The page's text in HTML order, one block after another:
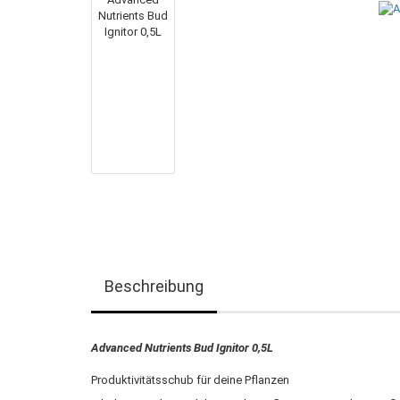
Beschreibung
Advanced Nutrients Bud Ignitor 0,5L
Produktivitätsschub für deine Pflanzen